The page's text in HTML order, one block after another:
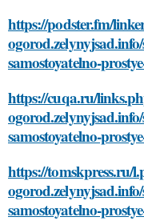
https://podster.fm/
samostoyatelno-
https://cuqa.ru/
samostoyatelno-
https://tomskpress.ru/
samostoyatelno-